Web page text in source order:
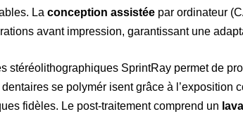
Laconception assistée par ordinateur
avant impression, garantissant une
stéréolithographiques SprintRay permet de
se polymér isent grâce à l’exposition
fidèles. Le post-traitement comprend un